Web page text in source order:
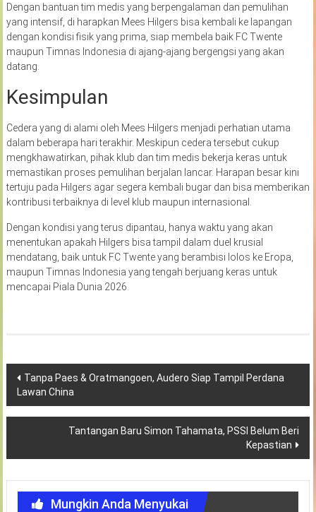
Dengan bantuan tim medis yang berpengalaman dan pemulihan
yang intensif, di harapkan Mees Hilgers bisa kembali ke lapangan
dengan kondisi fisik yang prima, siap membela baik FC Twente
maupun Timnas Indonesia di ajang-ajang bergengsi yang akan
datang.
Kesimpulan
Cedera yang di alami oleh Mees Hilgers menjadi perhatian utama
dalam beberapa hari terakhir. Meskipun cedera tersebut cukup
mengkhawatirkan, pihak klub dan tim medis bekerja keras untuk
memastikan proses pemulihan berjalan lancar. Harapan besar kini
tertuju pada Hilgers agar segera kembali bugar dan bisa memberikan
kontribusi terbaiknya di level klub maupun internasional.
Dengan kondisi yang terus dipantau, hanya waktu yang akan
menentukan apakah Hilgers bisa tampil dalam duel krusial
mendatang, baik untuk FC Twente yang berambisi lolos ke Eropa,
maupun Timnas Indonesia yang tengah berjuang keras untuk
mencapai Piala Dunia 2026.
Navigasi
pos
Tanpa Paes & Oratmangoen, Audero Siap Tampil Perdana
Lawan China
Tantangan Baru Simon Tahamata, PSSI Belum Beri
Kepastian
Mungkin Anda Menyukai